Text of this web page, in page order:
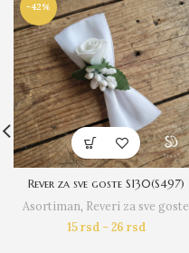
-42%
Rever za sve goste S130(S497)
Asortiman, Reveri za sve goste
15rsd – 26 rsd